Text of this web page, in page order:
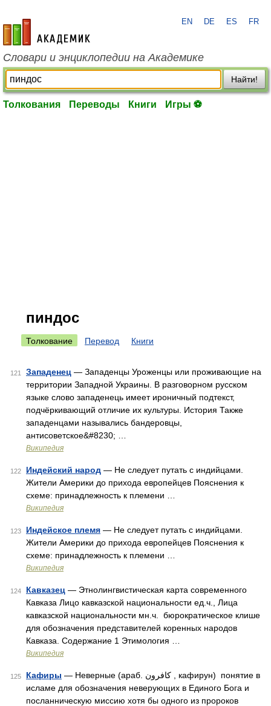
academic.ru
EN DE ES FR
Словари и энциклопедии на Академике
Найти!
Толкования Переводы Книги Игры ⚽
пиндос
Толкование Перевод Книги
121 Западенец — Западенцы Уроженцы или проживающие на
территории Западной Украины. В разговорном русском
языке слово западенець имеет ироничный подтекст,
подчёркивающий отличие их культуры. История Также
западенцами назывались бандеровцы,
антисоветское&#8230; …
Википедия
122 Индейский народ — Не следует путать с индийцами.
Жители Америки до прихода европейцев Пояснения к
схеме: принадлежность к племени …
Википедия
123 Индейское племя — Не следует путать с индийцами.
Жители Америки до прихода европейцев Пояснения к
схеме: принадлежность к племени …
Википедия
124 Кавказец — Этнолингвистическая карта современного
Кавказа Лицо кавказской национальности ед.ч., Лица
кавказской национальности мн.ч. бюрократическое клише
для обозначения представителей коренных народов
Кавказа. Содержание 1 Этимология …
Википедия
125 Кафиры — Неверные (араб. كافرون ‎‎, кафирун) понятие в
исламе для обозначения неверующих в Единого Бога и
посланническую миссию хотя бы одного из пророков